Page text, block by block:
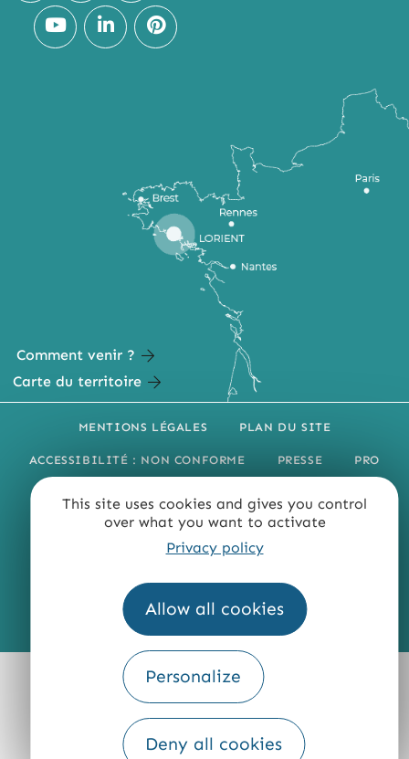
This site uses cookies and gives you control
over what you want to activate
Privacy policy
Allow all cookies
Personalize
Deny all cookies
Comment venir ?
Carte du territoire
MENTIONS LÉGALES PLAN DU SITE
ACCESSIBILITÉ : NON CONFORME PRESSE PRO
Fourni par
Traduction